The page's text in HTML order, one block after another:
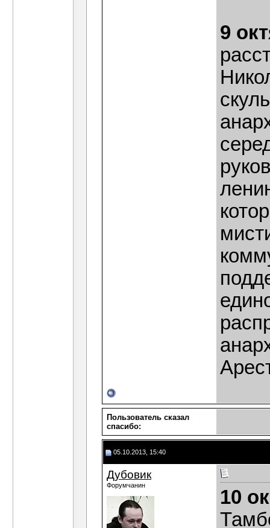
9
Пользователь сказал
cпасибо:
05.10.2013, 15:40
Дубовик
Форумчанин
10